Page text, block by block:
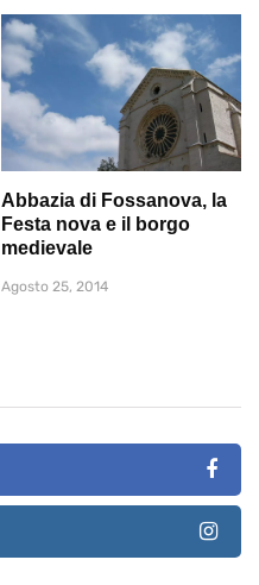
Abbazia di Fossanova, la
Festa nova e il borgo
medievale
Agosto 25, 2014